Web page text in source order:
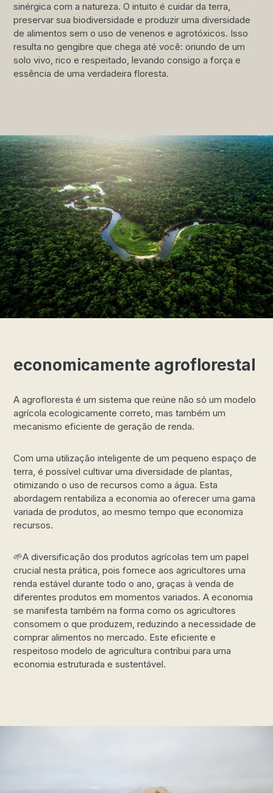
sinérgica com a natureza. O intuito é cuidar da terra,
preservar sua biodiversidade e produzir uma diversidade
de alimentos sem o uso de venenos e agrotóxicos. Isso
resulta no gengibre que chega até você: oriundo de um
solo vivo, rico e respeitado, levando consigo a força e
essência de uma verdadeira floresta.
economicamente agroflorestal
A agrofloresta é um sistema que reúne não só um modelo
agrícola ecologicamente correto, mas também um
mecanismo eficiente de geração de renda.
Com uma utilização inteligente de um pequeno espaço de
terra, é possível cultivar uma diversidade de plantas,
otimizando o uso de recursos como a água. Esta
abordagem rentabiliza a economia ao oferecer uma gama
variada de produtos, ao mesmo tempo que economiza
recursos.
🌱A diversificação dos produtos agrícolas tem um papel
crucial nesta prática, pois fornece aos agricultores uma
renda estável durante todo o ano, graças à venda de
diferentes produtos em momentos variados. A economia
se manifesta também na forma como os agricultores
consomem o que produzem, reduzindo a necessidade de
comprar alimentos no mercado. Este eficiente e
respeitoso modelo de agricultura contribui para uma
economia estruturada e sustentável.